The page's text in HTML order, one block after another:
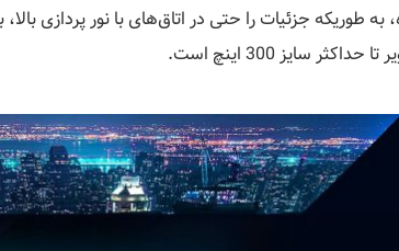
به طوریکه جزئیات را حتی در اتاق‌های با نور پردازی
حداکثر سایز 300 اینچ است.